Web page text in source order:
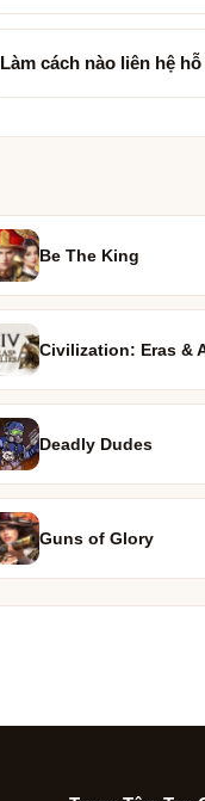
Làm cách nào liên hệ
Be The King
Civilization: Eras &
Deadly Dudes
Guns of Glory